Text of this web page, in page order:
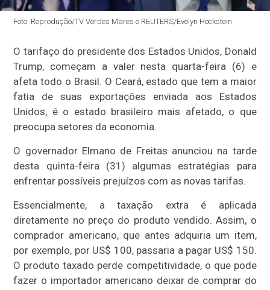
Foto: Reprodução/TV Verdes Mares e REUTERS/Evelyn Hockstein
O tarifaço do presidente dos Estados Unidos, Donald
Trump, começam a valer nesta quarta-feira (6) e
afeta todo o Brasil. O Ceará, estado que tem a maior
fatia de suas exportações enviada aos Estados
Unidos, é o estado brasileiro mais afetado, o que
preocupa setores da economia.
O governador Elmano de Freitas anunciou na tarde
desta quinta-feira (31) algumas estratégias para
enfrentar possíveis prejuízos com as novas tarifas.
Essencialmente, a taxação extra é aplicada
diretamente no preço do produto vendido. Assim, o
comprador americano, que antes adquiria um item,
por exemplo, por US$ 100, passaria a pagar US$ 150.
O produto taxado perde competitividade, o que pode
fazer o importador americano deixar de comprar do